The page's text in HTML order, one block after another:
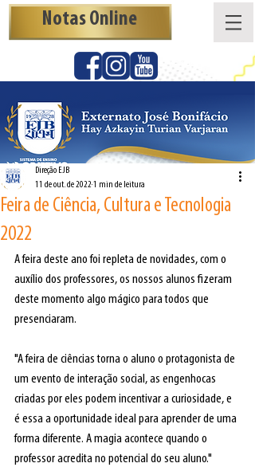
Notas Online
Feira de Ciência, Cultura e Tecnologia
2022
Direção EJB
11 de out. de 20221 min de leitura
A feira deste ano foi repleta de novidades, com o
auxílio dos professores, os nossos alunos fizeram
deste momento algo mágico para todos que
presenciaram.
"A feira de ciências torna o aluno o protagonista de
um evento de interação social, as engenhocas
criadas por eles podem incentivar a curiosidade, e
é essa a oportunidade ideal para aprender de uma
forma diferente. A magia acontece quando o
professor acredita no potencial do seu aluno."